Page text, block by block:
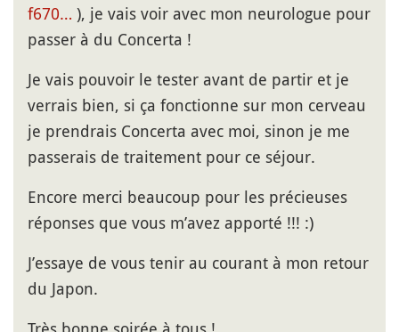
f670… ), je vais voir avec mon neurologue pour
passer à du Concerta !
Je vais pouvoir le tester avant de partir et je
verrais bien, si ça fonctionne sur mon cerveau
je prendrais Concerta avec moi, sinon je me
passerais de traitement pour ce séjour.
Encore merci beaucoup pour les précieuses
réponses que vous m’avez apporté !!! :)
J’essaye de vous tenir au courant à mon retour
du Japon.